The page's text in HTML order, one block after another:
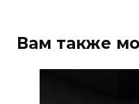
Вам также